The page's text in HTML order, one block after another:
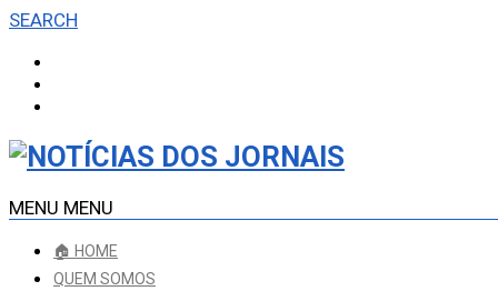
SEARCH
MENU MENU
🏠 HOME
QUEM SOMOS